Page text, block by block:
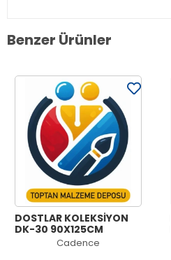
Benzer Ürünler
DOSTLAR KOLEKSİYON
DK-30 90X125CM
Cadence